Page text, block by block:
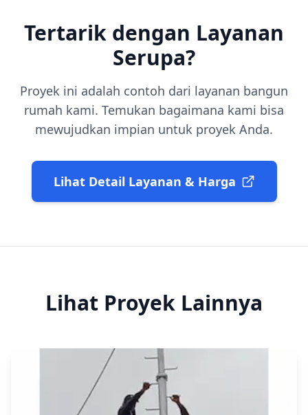
Tertarik dengan Layanan
Serupa?
Proyek ini adalah contoh dari layanan bangun
rumah kami. Temukan bagaimana kami bisa
mewujudkan impian untuk proyek Anda.
Lihat Detail Layanan & Harga
Lihat Proyek Lainnya